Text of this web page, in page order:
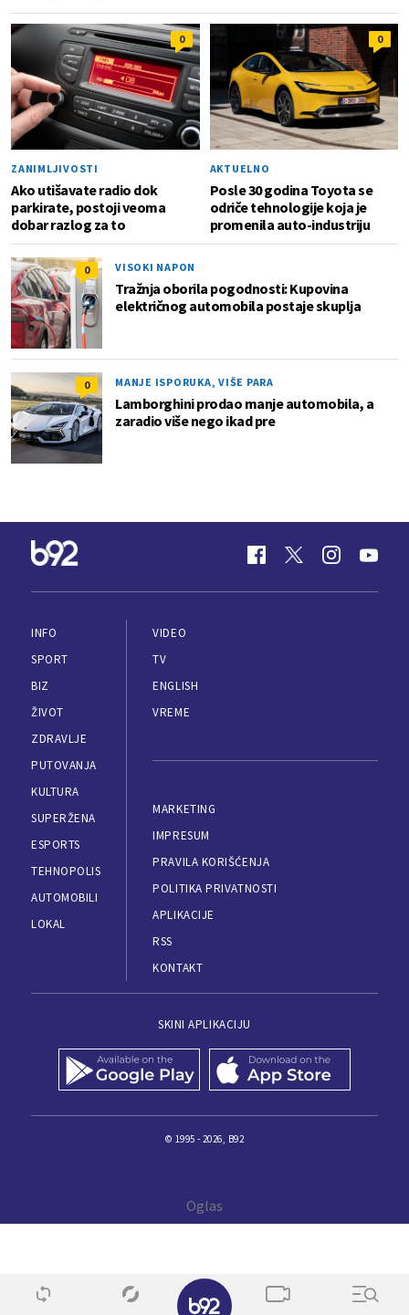
0
ZANIMLJIVOSTI
Ako utišavate radio dok
parkirate, postoji veoma
dobar razlog za to
0
AKTUELNO
Posle 30 godina Toyota se
odriče tehnologije koja je
promenila auto-industriju
0 VISOKI NAPON
Tražnja oborila pogodnosti: Kupovina
električnog automobila postaje skuplja
0 MANJE ISPORUKA, VIŠE PARA
Lamborghini prodao manje automobila, a
zaradio više nego ikad pre
INFO
SPORT
BIZ
ŽIVOT
ZDRAVLJE
PUTOVANJA
KULTURA
SUPERŽENA
ESPORTS
TEHNOPOLIS
AUTOMOBILI
LOKAL
VIDEO
TV
ENGLISH
VREME
MARKETING
IMPRESUM
PRAVILA KORIŠĆENJA
POLITIKA PRIVATNOSTI
APLIKACIJE
RSS
KONTAKT
SKINI APLIKACIJU
© 1995 - 2026, B92
✕